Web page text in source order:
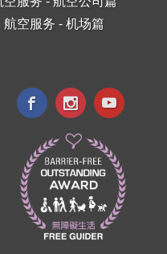
航空服务 - 机场篇